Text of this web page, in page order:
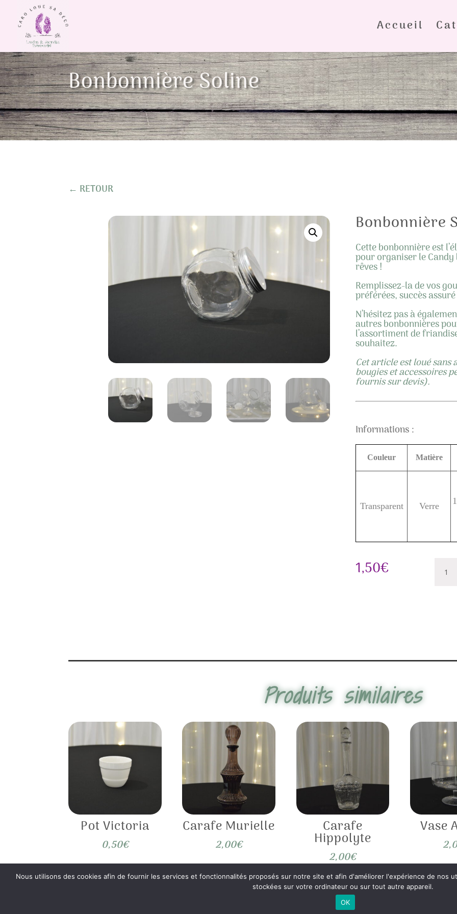
Accueil
Bonbonnière Soline
← RETOUR
Bonbonnière
Cette bonbonnière est
pour organiser le Candy
rêves !
Remplissez-la de vos
préférées, succès
N’hésitez pas à
autres bonbonnières
l’assortiment de
souhaitez.
Cet article est loué sans
bougies et accessoires
fournis sur devis).
Informations :
Couleur Matière
Transparent Verre
1,50€
Produits similaires
Pot Victoria
0,50€
Carafe Murielle
2,00€
Carafe
Hippolyte
2,00€
Vase
Nous utilisons des cookies afin de fournir les services et fonctionnalités proposés sur notre site et afin d'améliorer l'expérience de nos
stockées sur votre ordinateur ou sur tout autre appareil.
OK